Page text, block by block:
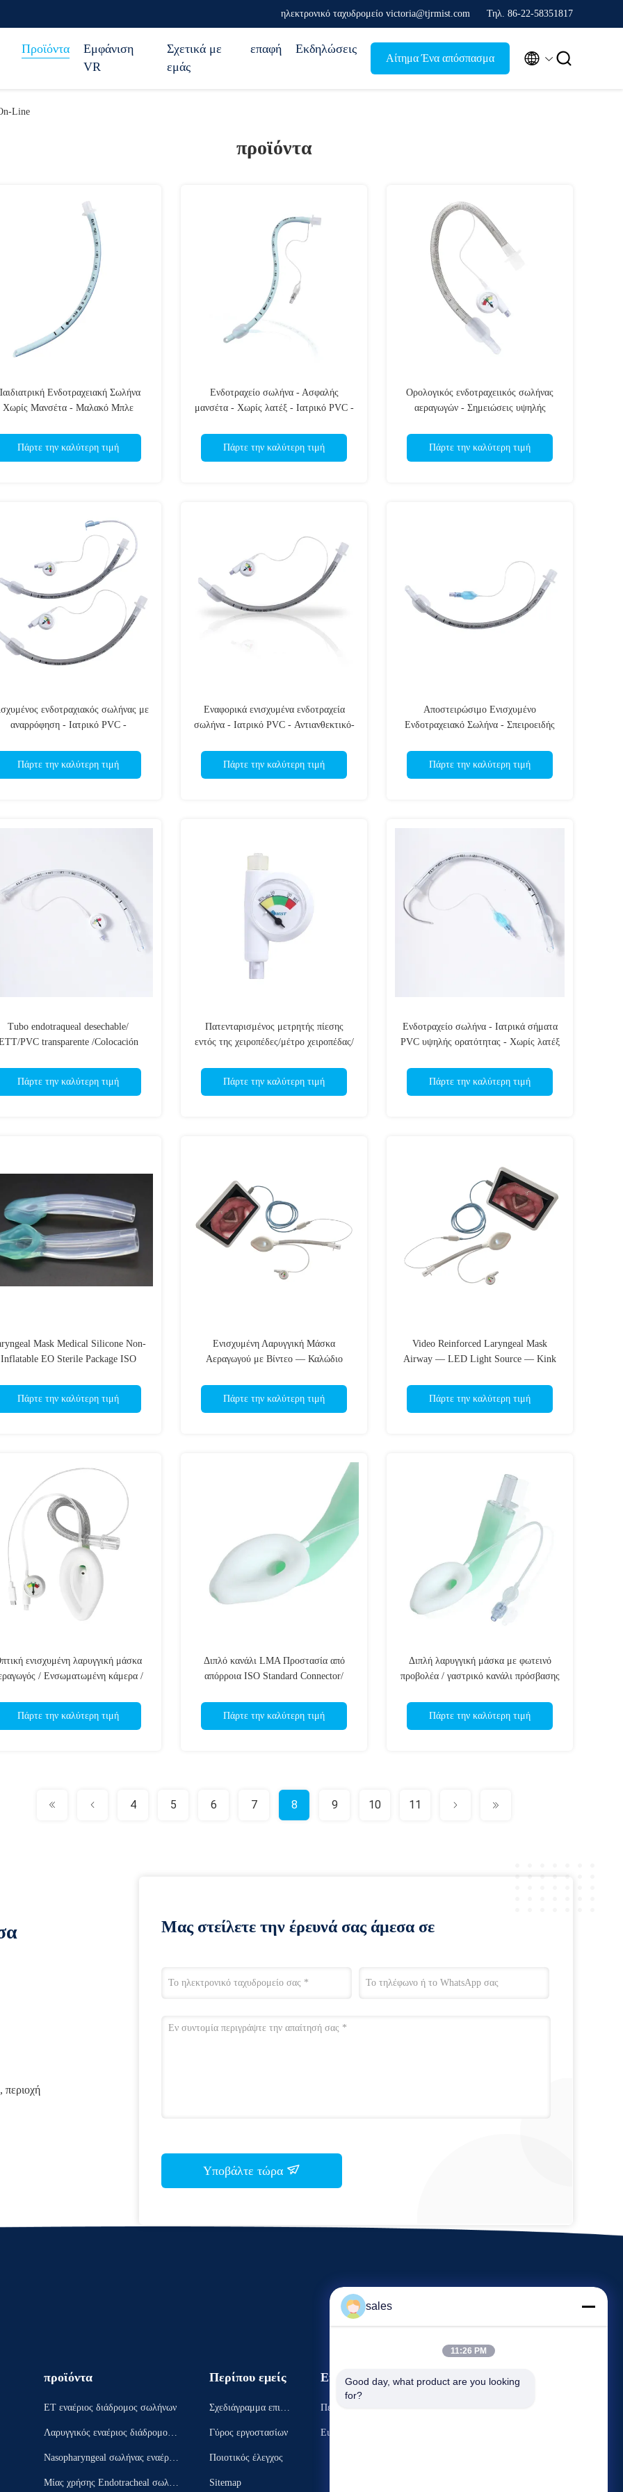
ηλεκτρονικό ταχυδρομείο victoria@tjrmist.com Τηλ. 86-22-58351817
Προϊόντα
Εμφάνιση
VR
Σχετικά με
εμάς
επαφή Εκδηλώσεις
Αίτημα Ένα απόσπασμα  
Line
προϊόντα
Ενδοτραχειακή Σωλήνα
Χωρίς Μανσέτα - Μαλακό Μπλε
Πάρτε την καλύτερη τιμή
Ενδοτραχείο σωλήνα - Ασφαλής
μανσέτα - Χωρίς λατέξ - Ιατρικό PVC -
Πάρτε την καλύτερη τιμή
Ορολογικός ενδοτραχειικός σωλήνας
αεραγωγών - Σημειώσεις υψηλής
Χωρίς λατέξ - Πιστοποίηση ISO CE
Πάρτε την καλύτερη τιμή
ενδοτραχιακός σωλήνας με
αναρρόφηση - Ιατρικό PVC -
Πάρτε την καλύτερη τιμή
Εναφορικά ενισχυμένα ενδοτραχεία
σωλήνα - Ιατρικό PVC - Αντιανθεκτικό-
Πάρτε την καλύτερη τιμή
Αποστειρώσιμο Ενισχυμένο
Ενδοτραχειακό Σωλήνα - Σπειροειδής
αναδίπλωση - Πιστοποίηση CE & ISO
Πάρτε την καλύτερη τιμή
Tubo endotraqueal desechable/
PVC transparente /Colocación
Πάρτε την καλύτερη τιμή
Πατενταρισμένος μετρητής πίεσης
εντός της χειροπέδες/μέτρο χειροπέδας/
Πάρτε την καλύτερη τιμή
Ενδοτραχείο σωλήνα - Ιατρικά σήματα
PVC υψηλής ορατότητας - Χωρίς λατέξ
Πάρτε την καλύτερη τιμή
Mask Medical Silicone Non-
Inflatable EO Sterile Package ISO
Πάρτε την καλύτερη τιμή
Ενισχυμένη Λαρυγγική Μάσκα
Αεραγωγού με Βίντεο — Καλώδιο
Ανθεκτικός στην Τσάκιση-Κάμερα HD-
ISO
Πάρτε την καλύτερη τιμή
Video Reinforced Laryngeal Mask
Airway — LED Light Source — Kink
Πάρτε την καλύτερη τιμή
ενισχυμένη λαρυγγική μάσκα
/ Ενσωματωμένη κάμερα /
Πάρτε την καλύτερη τιμή
Διπλό κανάλι LMA Προστασία από
απόρροια ISO Standard Connector/
Πάρτε την καλύτερη τιμή
Διπλή λαρυγγική μάσκα με φωτεινό
προβολέα / γαστρικό κανάλι πρόσβασης
Πάρτε την καλύτερη τιμή
4 5 6 7 8 9 10 11
Μας στείλετε την έρευνά σας άμεσα σε
Υποβάλτε τώρα
προϊόντα
ET εναέριος διάδρομος σωλήνων
Λαρυγγικός εναέριος διάδρομος μ
Nasopharyngeal σωλήνας εναέριω
Μίας χρήσης Endotracheal σωλήν
Περίπου εμείς
Σχεδιάγραμμα επιχεί
Γύρος εργοστασίων
Ποιοτικός έλεγχος
Sitemap
Εκδηλώσεις
Περιπτώσεις
Ειδήσεις
Αίτημα Ένα
sales
11:26 PM
Good day, what product are you looking
for?